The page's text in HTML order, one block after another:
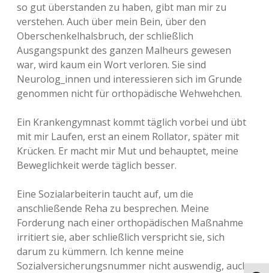
so gut überstanden zu haben, gibt man mir zu
verstehen. Auch über mein Bein, über den
Oberschenkelhalsbruch, der schließlich
Ausgangspunkt des ganzen Malheurs gewesen
war, wird kaum ein Wort verloren. Sie sind
Neurolog_innen und interessieren sich im Grunde
genommen nicht für orthopädische Wehwehchen.
Ein Krankengymnast kommt täglich vorbei und übt
mit mir Laufen, erst an einem Rollator, später mit
Krücken. Er macht mir Mut und behauptet, meine
Beweglichkeit werde täglich besser.
Eine Sozialarbeiterin taucht auf, um die
anschließende Reha zu besprechen. Meine
Forderung nach einer orthopädischen Maßnahme
irritiert sie, aber schließlich verspricht sie, sich
darum zu kümmern. Ich kenne meine
Sozialversicherungsnummer nicht auswendig, auch